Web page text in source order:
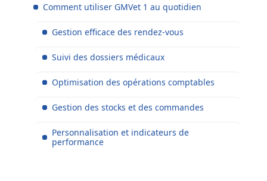
Comment utiliser GMVet 1 au quotidien
Gestion efficace des rendez-vous
Suivi des dossiers médicaux
Optimisation des opérations comptables
Gestion des stocks et des commandes
Personnalisation et indicateurs de
performance